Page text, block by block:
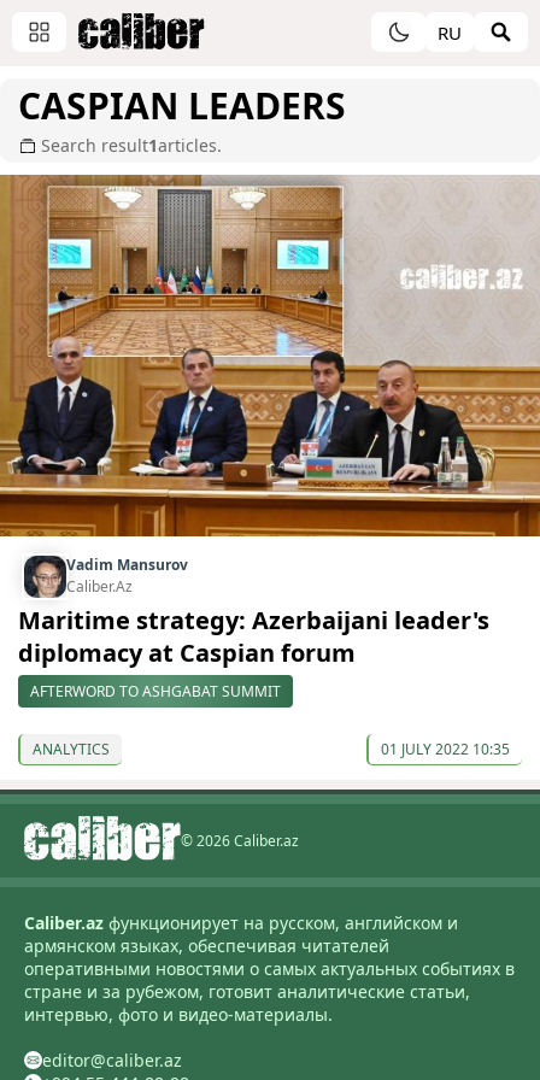
RU
CASPIAN LEADERS
Search result1articles.
Vadim Mansurov
Caliber.Az
Maritime strategy: Azerbaijani leader's
diplomacy at Caspian forum
AFTERWORD TO ASHGABAT SUMMIT
ANALYTICS 01 JULY 2022 10:35
© 2026 Caliber.az
Caliber.az функционирует на русском, английском и
армянском языках, обеспечивая читателей
оперативными новостями о самых актуальных событиях в
стране и за рубежом, готовит аналитические статьи,
интервью, фото и видео-материалы.
editor@caliber.az